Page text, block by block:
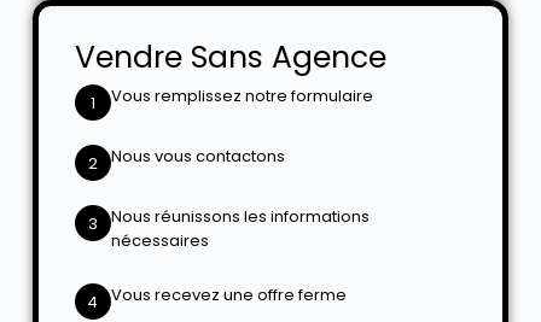
Vendre Sans Agence
1 Vous remplissez notre formulaire
2 Nous vous contactons
3
Nous réunissons les informations
nécessaires
4 Vous recevez une offre ferme